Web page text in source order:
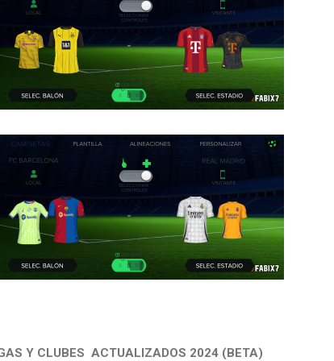
Y CLUBES ACTUALIZADOS 2024 (BETA)